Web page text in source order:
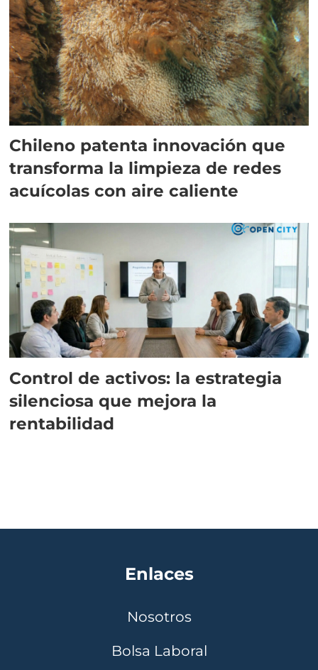
Chileno patenta innovación que
transforma la limpieza de redes
acuícolas con aire caliente
Control de activos: la estrategia
silenciosa que mejora la
rentabilidad
Enlaces
Nosotros
Bolsa Laboral